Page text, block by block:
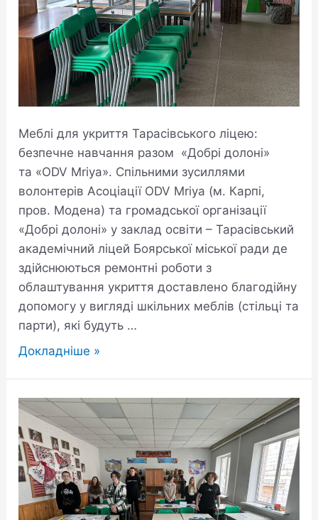
Меблі для укриття Тарасівського ліцею:
безпечне навчання разом «Добрі долоні»
та «ODV Mriya». Спільними зусиллями
волонтерів Асоціації ODV Mriya (м. Карпі,
пров. Модена) та громадської організації
«Добрі долоні» у заклад освіти – Тарасівський
академічний ліцей Боярської міської ради де
здійснюються ремонтні роботи з
облаштування укриття доставлено благодійну
допомогу у вигляді шкільних меблів (стільці та
парти), які будуть …
Докладніше »